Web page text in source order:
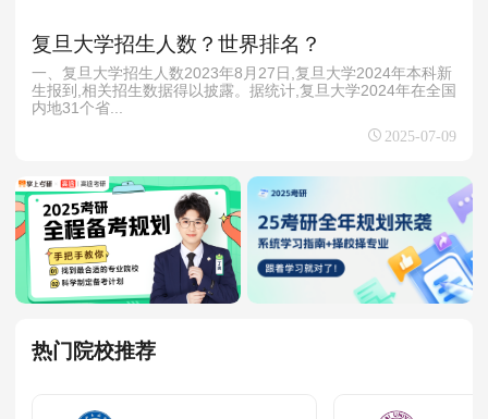
复旦大学招生人数？世界排名？
一、复旦大学招生人数2023年8月27日,复旦大学2024年本科新
生报到,相关招生数据得以披露。据统计,复旦大学2024年在全国
内地31个省...
2025-07-09
热门院校推荐